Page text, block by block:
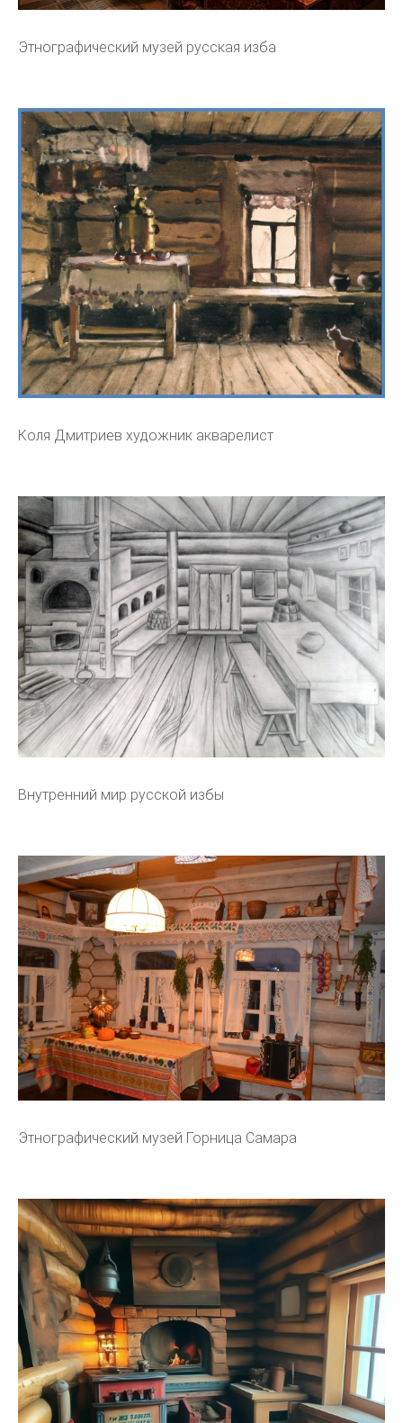
Этнографический музей русская изба
Коля Дмитриев художник акварелист
Внутренний мир русской избы
Этнографический музей Горница Самара